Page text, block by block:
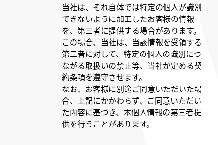
当社は、それ自体では特定の個人が識別
できないように加工したお客様の情報
を、第三者に提供する場合があります。
この場合、当社は、当該情報を受領する
第三者に対して、特定の個人の識別につ
ながる取扱いの禁止等、当社が定める契
約条項を遵守させます。
なお、お客様に別途ご同意いただいた場
合、上記にかかわらず、ご同意いただい
た内容に基づき、本個人情報の第三者提
供を行うことがあります。